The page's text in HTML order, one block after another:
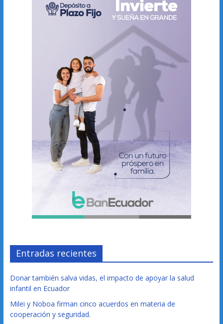
Entradas recientes
Donar también salva vidas, el impacto de apoyar la salud
infantil en Ecuador
Milei y Noboa firman cinco acuerdos en materia de
cooperación y seguridad.